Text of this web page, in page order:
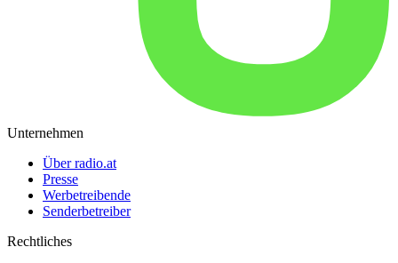
Unternehmen
Über radio.at
Presse
Werbetreibende
Senderbetreiber
Rechtliches